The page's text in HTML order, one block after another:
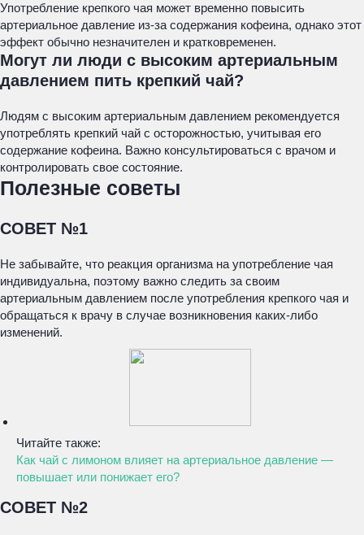
Употребление крепкого чая может временно повысить
артериальное давление из-за содержания кофеина, однако этот
эффект обычно незначителен и кратковременен.
Могут ли люди с высоким артериальным
давлением пить крепкий чай?
Людям с высоким артериальным давлением рекомендуется
употреблять крепкий чай с осторожностью, учитывая его
содержание кофеина. Важно консультироваться с врачом и
контролировать свое состояние.
Полезные советы
СОВЕТ №1
Не забывайте, что реакция организма на употребление чая
индивидуальна, поэтому важно следить за своим
артериальным давлением после употребления крепкого чая и
обращаться к врачу в случае возникновения каких-либо
изменений.
Читайте также:
Как чай с лимоном влияет на артериальное давление —
повышает или понижает его?
СОВЕТ №2